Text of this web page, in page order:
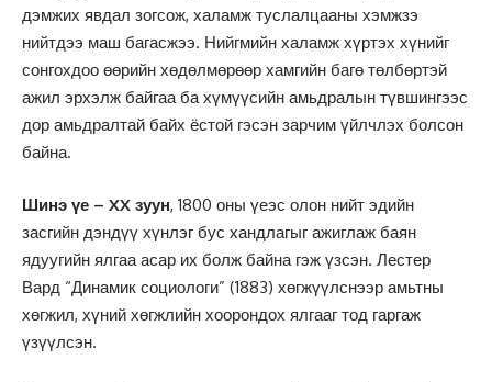
дэмжих явдал зогсож, халамж туслалцааны хэмжзэ
нийтдээ маш багасжээ. Нийгмийн халамж хүртэх хүнийг
сонгохдоо өөрийн хөдөлмөрөөр хамгийн багө төлбөртэй
ажил эрхэлж байгаа ба хүмүүсийн амьдралын түвшингээс
дор амьдралтай байх ёстой гэсэн зарчим үйлчлэх болсон
байна.
Шинэ үе – XX зуун, 1800 оны үеэс олон нийт эдийн
засгийн дэндүү хүнлэг бус хандлагыг ажиглаж баян
ядуугийн ялгаа асар их болж байна гэж үзсэн. Лестер
Вард “Динамик социологи” (1883) хөгжүүлснээр амьтны
хөгжил, хүний хөгжлийн хоорондох ялгааг тод гаргаж
үзүүлсэн.